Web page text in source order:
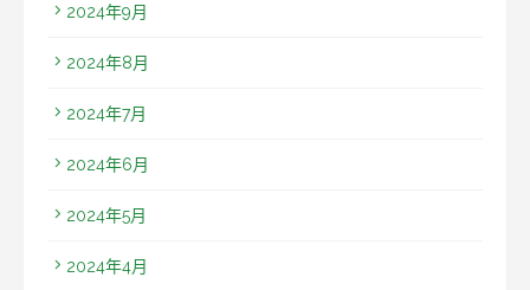
2024年9月
2024年8月
2024年7月
2024年6月
2024年5月
2024年4月